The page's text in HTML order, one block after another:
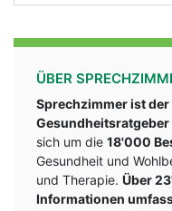
ÜBER
Sprechzimmer ist
sich um die 18'000
Gesundheit und
und Therapie. Über
Informationen